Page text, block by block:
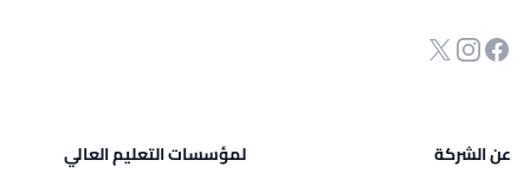
صفحة الفيسبوك
انستجرام
Twitter
عن الشركة
لمؤسسات التعليم العالي